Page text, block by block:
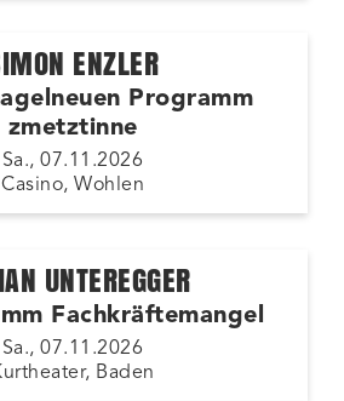
ENZLER
Programm
zmetztinne
Sa., 07.11.2026
Casino, Wohlen
UNTEREGGER
Fachkräftemangel
Sa., 07.11.2026
Baden